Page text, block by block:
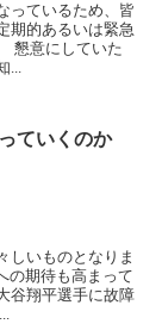
っているため、皆
期的あるいは緊急
懇意にしていた
...
ていくのか
しいものとなりま
の期待も高まって
谷翔平選手に故障